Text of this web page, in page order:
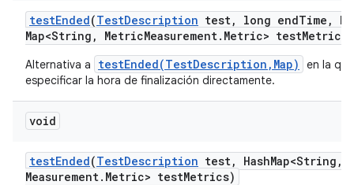
testEnded(TestDescription test, long endTime ,
Map<String , MetricMeasurement. Metric> testMetrics)
Alternativa a testEnded(TestDescription,Map)
en la
especificar la hora de finalización directamente.
void
testEnded(TestDescription test, HashMap<String ,
Measurement. Metric> testMetrics)